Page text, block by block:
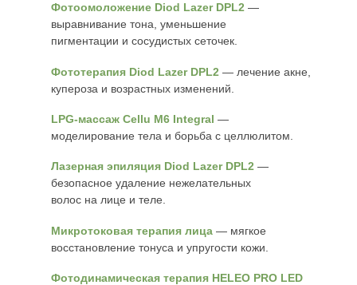
Фотоомоложение Diod Lazer DPL2 —
выравнивание тона, уменьшение
пигментации и сосудистых сеточек.
Фототерапия Diod Lazer DPL2 — лечение акне,
купероза и возрастных изменений.
LPG-массаж Cellu M6 Integral —
моделирование тела и борьба с целлюлитом.
Лазерная эпиляция Diod Lazer DPL2 —
безопасное удаление нежелательных
волос на лице и теле.
Микротоковая терапия лица — мягкое
восстановление тонуса и упругости кожи.
Фотодинамическая терапия HELEO PRO LED